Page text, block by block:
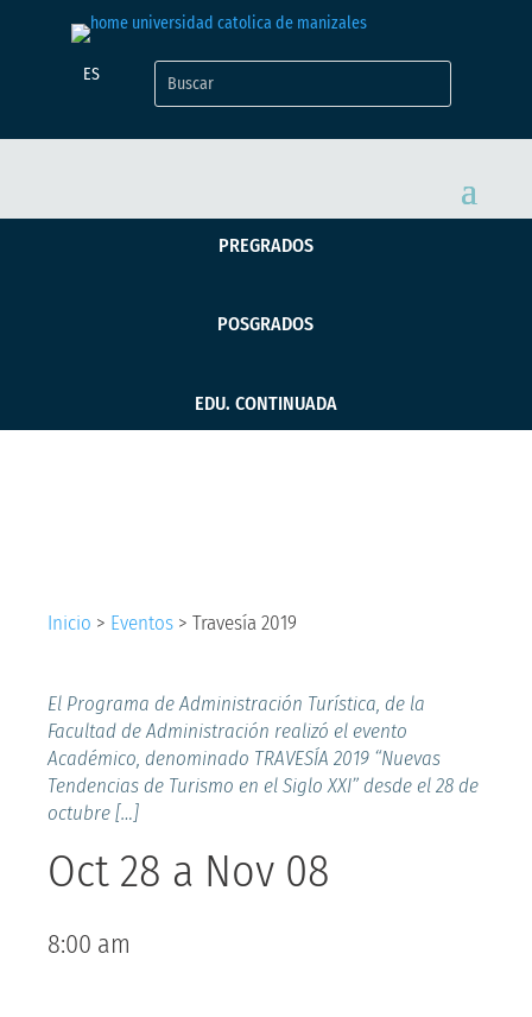
ES
PREGRADOS
POSGRADOS
EDU. CONTINUADA
Inicio > Eventos > Travesía 2019
El Programa de Administración Turística, de la
Facultad de Administración realizó el evento
Académico, denominado TRAVESÍA 2019 “Nuevas
Tendencias de Turismo en el Siglo XXI” desde el 28 de
octubre […]
Oct 28 a Nov 08
8:00 am